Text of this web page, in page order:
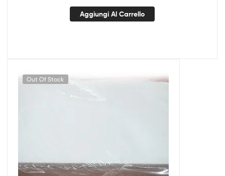
Aggiungi Al Carrello
Out Of Stock